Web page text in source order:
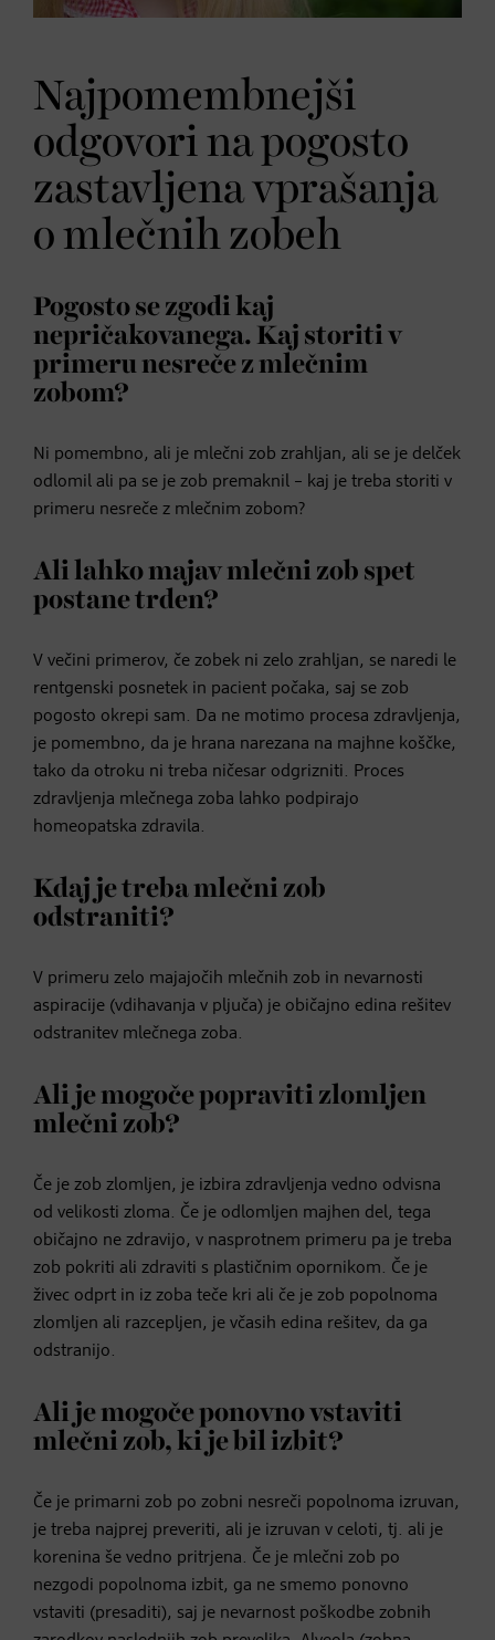
Najpomembnejši
odgovori na pogosto
zastavljena vprašanja
o mlečnih zobeh
Pogosto se zgodi kaj
nepričakovanega. Kaj storiti v
primeru nesreče z mlečnim
zobom?
Ni pomembno, ali je mlečni zob zrahljan, ali se je delček
odlomil ali pa se je zob premaknil – kaj je treba storiti v
primeru nesreče z mlečnim zobom?
Ali lahko majav mlečni zob spet
postane trden?
V večini primerov, če zobek ni zelo zrahljan, se naredi le
rentgenski posnetek in pacient počaka, saj se zob
pogosto okrepi sam. Da ne motimo procesa zdravljenja,
je pomembno, da je hrana narezana na majhne koščke,
tako da otroku ni treba ničesar odgrizniti. Proces
zdravljenja mlečnega zoba lahko podpirajo
homeopatska zdravila.
Kdaj je treba mlečni zob
odstraniti?
V primeru zelo majajočih mlečnih zob in nevarnosti
aspiracije (vdihavanja v pljuča) je običajno edina rešitev
odstranitev mlečnega zoba.
Ali je mogoče popraviti zlomljen
mlečni zob?
Če je zob zlomljen, je izbira zdravljenja vedno odvisna
od velikosti zloma. Če je odlomljen majhen del, tega
običajno ne zdravijo, v nasprotnem primeru pa je treba
zob pokriti ali zdraviti s plastičnim opornikom. Če je
živec odprt in iz zoba teče kri ali če je zob popolnoma
zlomljen ali razcepljen, je včasih edina rešitev, da ga
odstranijo.
Ali je mogoče ponovno vstaviti
mlečni zob, ki je bil izbit?
Če je primarni zob po zobni nesreči popolnoma izruvan,
je treba najprej preveriti, ali je izruvan v celoti, tj. ali je
korenina še vedno pritrjena. Če je mlečni zob po
nezgodi popolnoma izbit, ga ne smemo ponovno
vstaviti (presaditi), saj je nevarnost poškodbe zobnih